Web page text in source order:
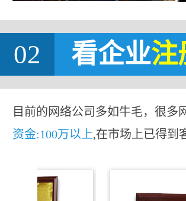
02 看企业注
目前的网络公司多如牛毛，很多
资金:100万以上,在市场上已得到